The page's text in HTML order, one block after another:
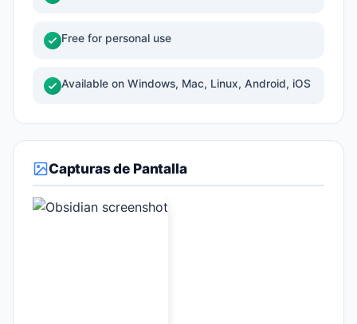
Free for personal use
Available on Windows, Mac, Linux, Android, iOS
Capturas de Pantalla